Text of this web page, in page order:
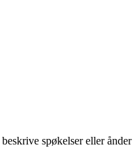
spøkelser eller ånder